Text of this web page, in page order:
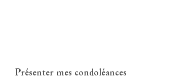
Présenter mes condoléances